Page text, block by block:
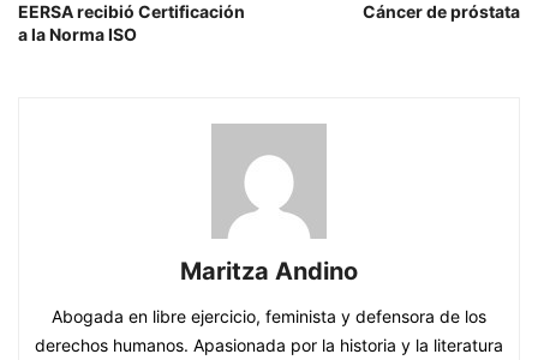
EERSA recibió Certificación
a la Norma ISO
Cáncer de próstata
Maritza Andino
Abogada en libre ejercicio, feminista y defensora de los
derechos humanos. Apasionada por la historia y la literatura